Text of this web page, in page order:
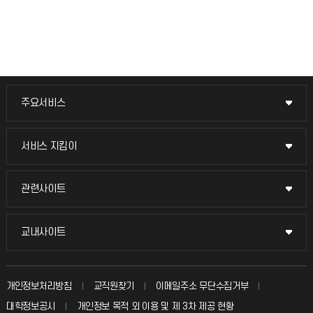
주요서비스
주요서비스
교무회의방송
입학안내
서비스 지킴이
서비스 지킴이
묻고 답하기
칭찬마당
관련사이트
관련사이트
국방헬프콜
교내사이트
교내사이트
교수회
교육혁신본부
개인정보처리방침 교직원찾기
이메일주소 무단수집거부
대학정보공시
개인정보 목적 외 이용 및 제 3차 제공 현황